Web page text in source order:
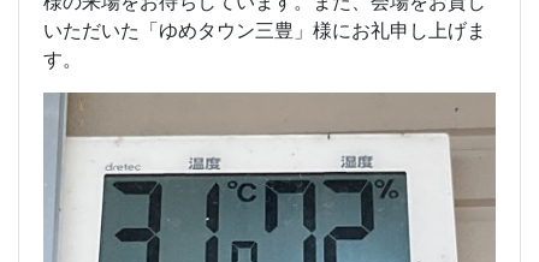
いただいた「ゆめタウン三豊」様にお礼申し上げま
す。